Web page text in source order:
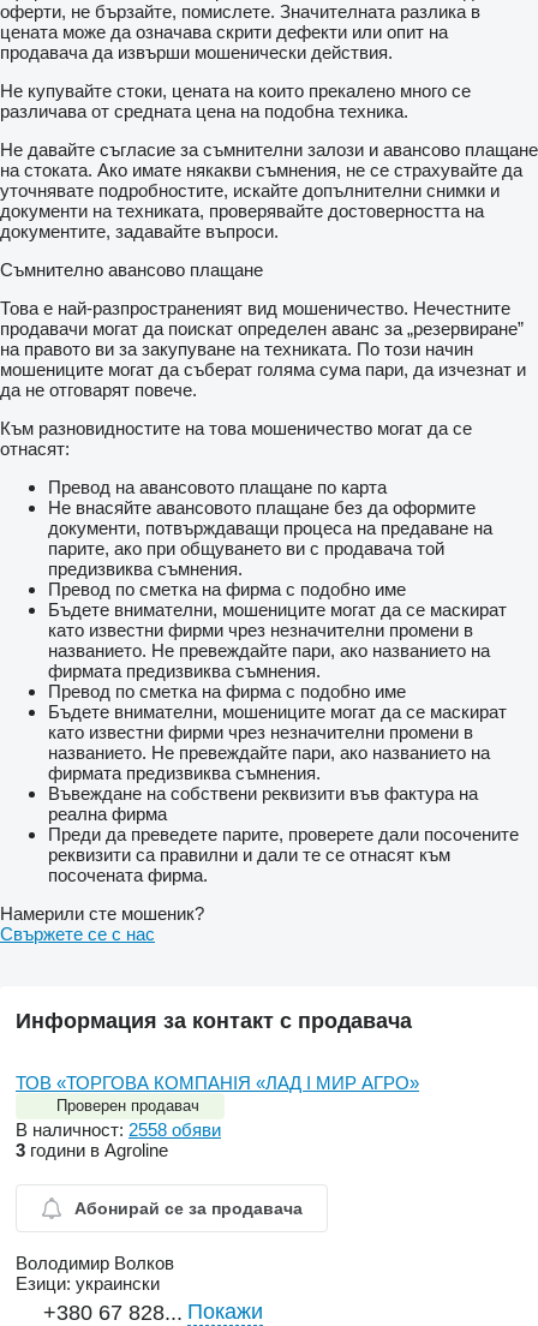
оферти, не бързайте, помислете. Значителната разлика в
цената може да означава скрити дефекти или опит на
продавача да извърши мошенически действия.
Не купувайте стоки, цената на които прекалено много се
различава от средната цена на подобна техника.
Не давайте съгласие за съмнителни залози и авансово плащане
на стоката. Ако имате някакви съмнения, не се страхувайте да
уточнявате подробностите, искайте допълнителни снимки и
документи на техниката, проверявайте достоверността на
документите, задавайте въпроси.
Съмнително авансово плащане
Това е най-разпространеният вид мошеничество. Нечестните
продавачи могат да поискат определен аванс за „резервиране”
на правото ви за закупуване на техниката. По този начин
мошениците могат да съберат голяма сума пари, да изчезнат и
да не отговарят повече.
Към разновидностите на това мошеничество могат да се
отнасят:
Превод на авансовото плащане по карта
Не внасяйте авансовото плащане без да оформите
документи, потвърждаващи процеса на предаване на
парите, ако при общуването ви с продавача той
предизвиква съмнения.
Превод по сметка на фирма с подобно име
Бъдете внимателни, мошениците могат да се маскират
като известни фирми чрез незначителни промени в
названието. Не превеждайте пари, ако названието на
фирмата предизвиква съмнения.
Превод по сметка на фирма с подобно име
Бъдете внимателни, мошениците могат да се маскират
като известни фирми чрез незначителни промени в
названието. Не превеждайте пари, ако названието на
фирмата предизвиква съмнения.
Въвеждане на собствени реквизити във фактура на
реална фирма
Преди да преведете парите, проверете дали посочените
реквизити са правилни и дали те се отнасят към
посочената фирма.
Намерили сте мошеник?
Свържете се с нас
Информация за контакт с продавача
ТОВ «ТОРГОВА КОМПАНІЯ «ЛАД І МИР АГРО»
Проверен продавач
В наличност: 2558 обяви
3 години в Agroline
Абонирай се за продавача
Володимир Волков
Езици: украински
+380 67 828... Покажи